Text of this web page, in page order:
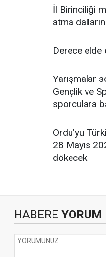
İl Birinciliği
atma
Derece elde
Yarışmalar
Gençlik ve
sporculara
Ordu’yu
28 Mayıs
dökecek.
HABERE YORUM